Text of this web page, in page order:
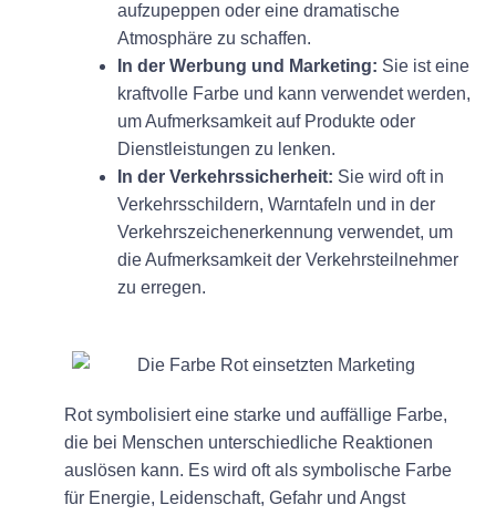
aufzupeppen oder eine dramatische
Atmosphäre zu schaffen.
In der Werbung und Marketing: Sie ist eine
kraftvolle Farbe und kann verwendet werden,
um Aufmerksamkeit auf Produkte oder
Dienstleistungen zu lenken.
In der Verkehrssicherheit: Sie wird oft in
Verkehrsschildern, Warntafeln und in der
Verkehrszeichenerkennung verwendet, um
die Aufmerksamkeit der Verkehrsteilnehmer
zu erregen.
Rot symbolisiert eine starke und auffällige Farbe,
die bei Menschen unterschiedliche Reaktionen
auslösen kann. Es wird oft als symbolische Farbe
für Energie, Leidenschaft, Gefahr und Angst